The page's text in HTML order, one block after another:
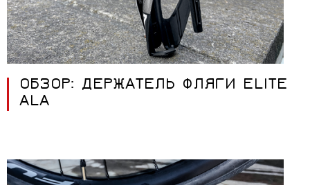
ОБЗОР: ДЕРЖАТЕЛЬ ФЛЯГИ ELITE
ALA